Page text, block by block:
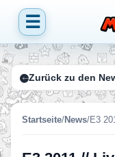
☰
Zurück zu den
Startseite/News/E3